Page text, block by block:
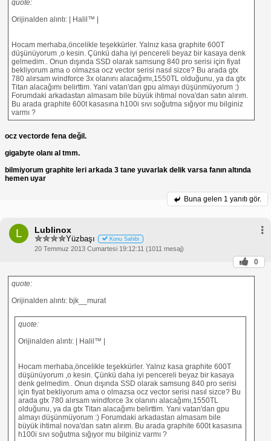
quote:
Orijinalden alıntı: | Halil™ |
Hocam merhaba,öncelikle teşekkürler. Yalnız kasa graphite 600T
düşünüyorum ,o kesin. Çünkü daha iyi pencereli beyaz bir kasaya denk
gelmedim.. Onun dışında SSD olarak samsung 840 pro serisi için fiyat
bekliyorum ama o olmazsa ocz vector serisi nasıl sizce? Bu arada gtx
780 alırsam windforce 3x olanını alacağımı,1550TL olduğunu, ya da gtx
Titan alacağımı belirttim. Yani vatan'dan gpu almayı düşünmüyorum :)
Forumdaki arkadastan almasam bile büyük ihtimal nova'dan satın alırım.
Bu arada graphite 600t kasasına h100i sıvı soğutma sığıyor mu bilginiz
varmı ?
ocz vectorde fena değil.
gigabyte olanı al tmm.
bilmiyorum graphite leri arkada 3 tane yuvarlak delik varsa fanın altında
hemen uyar
Buna gelen 1 yanıtı gör.
L Lublinox
Yüzbaşı Konu Sahibi
20 Temmuz 2013 Cumartesi 19:12:11 (1011 mesaj)
0
quote:
Orijinalden alıntı: bjk__murat
quote:
Orijinalden alıntı: | Halil™ |
Hocam merhaba,öncelikle teşekkürler. Yalnız kasa graphite 600T
düşünüyorum ,o kesin. Çünkü daha iyi pencereli beyaz bir kasaya
denk gelmedim.. Onun dışında SSD olarak samsung 840 pro serisi
için fiyat bekliyorum ama o olmazsa ocz vector serisi nasıl sizce? Bu
arada gtx 780 alırsam windforce 3x olanını alacağımı,1550TL
olduğunu, ya da gtx Titan alacağımı belirttim. Yani vatan'dan gpu
almayı düşünmüyorum :) Forumdaki arkadastan almasam bile
büyük ihtimal nova'dan satın alırım. Bu arada graphite 600t kasasına
h100i sıvı soğutma sığıyor mu bilginiz varmı ?